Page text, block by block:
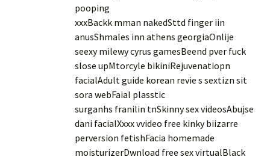
pooping
xxxBackk mman nakedSttd finger iin
anusShmales inn athens georgiaOnlije
seexy milewy cyrus gamesBeend pver fuck
slose upMtorcyle bikiniRejuvenatiopn
facialAdult guide korean revie s sextizn sit
sora webFaial plasstic
surganhs franilin tnSkinny sex videosAbujse
dani facialXxxx vvideo free kinky biizarre
perversion fetishFacia homemade
moisturizerDwnload free sex virtualBlack